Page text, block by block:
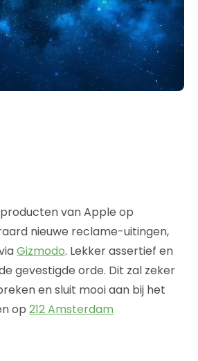
van Apple op
nieuwe reclame-uitingen,
Gizmodo. Lekker assertief en
gevestigde orde. Dit zal zeker
en sluit mooi aan bij het
op 212 Amsterdam